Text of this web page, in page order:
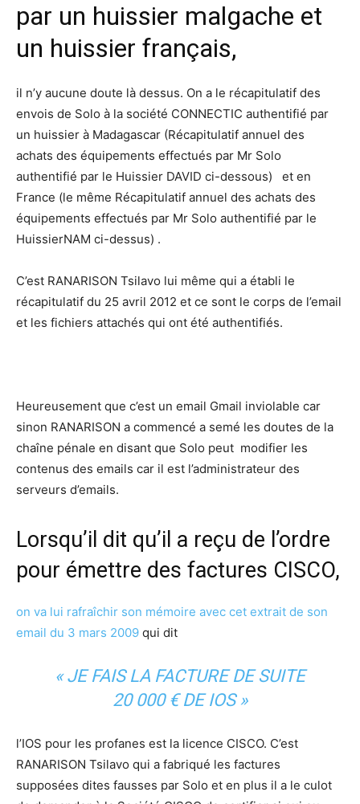
par un huissier malgache et
un huissier français,
il n’y aucune doute là dessus. On a le récapitulatif des
envois de Solo à la société CONNECTIC authentifié par
un huissier à Madagascar (Récapitulatif annuel des
achats des équipements effectués par Mr Solo
authentifié par le Huissier DAVID ci-dessous) et en
France (le même Récapitulatif annuel des achats des
équipements effectués par Mr Solo authentifié par le
HuissierNAM ci-dessus) .
C’est RANARISON Tsilavo lui même qui a établi le
récapitulatif du 25 avril 2012 et ce sont le corps de l’email
et les fichiers attachés qui ont été authentifiés.
Heureusement que c’est un email Gmail inviolable car
sinon RANARISON a commencé a semé les doutes de la
chaîne pénale en disant que Solo peut modifier les
contenus des emails car il est l’administrateur des
serveurs d’emails.
Lorsqu’il dit qu’il a reçu de l’ordre
pour émettre des factures CISCO,
on va lui rafraîchir son mémoire avec cet extrait de son
email du 3 mars 2009 qui dit
« JE FAIS LA FACTURE DE SUITE
20 000 € DE IOS »
l’IOS pour les profanes est la licence CISCO. C’est
RANARISON Tsilavo qui a fabriqué les factures
supposées dites fausses par Solo et en plus il a le culot